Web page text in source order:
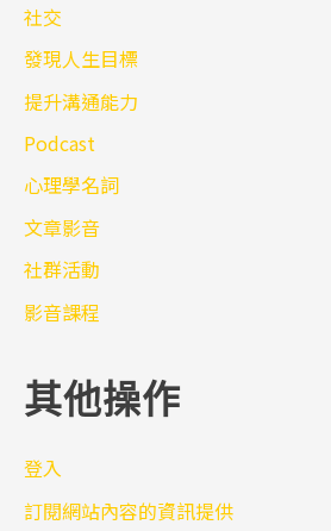
社交
發現人生目標
提升溝通能力
Podcast
心理學名詞
文章影音
社群活動
影音課程
其他操作
登入
訂閱網站內容的資訊提供